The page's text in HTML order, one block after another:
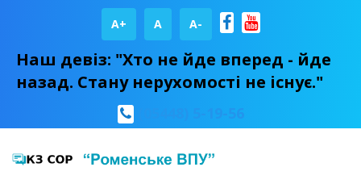
A+ А A-
Наш девіз: "Хто не йде вперед - йде
назад. Стану нерухомості не існує."